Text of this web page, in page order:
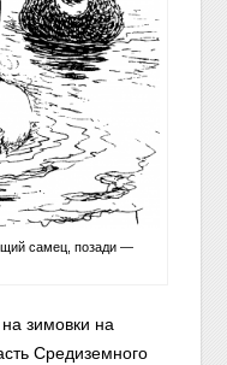
самец, позади —
зимовки на
Средиземного